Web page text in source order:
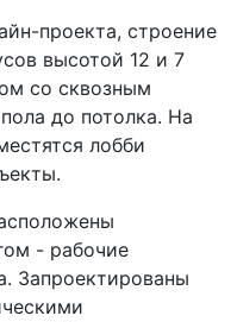
проекта, строение
высотой 12 и 7
со сквозным
до потолка. На
лобби
- рабочие
Запроектированы